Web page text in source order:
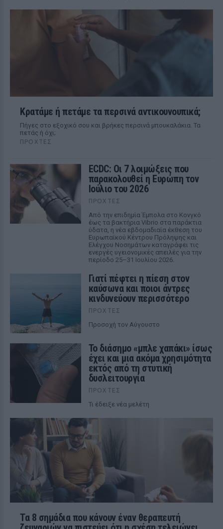
Κρατάμε ή πετάμε τα περσινά αντικουνουπικά;
Πήγες στο εξοχικό σου και βρήκες περσινά μπουκαλάκια. Τα
πετάς ή όχι;
ΠΡΟΧΤΈΣ
ECDC: Οι 7 λοιμώξεις που
παρακολουθεί η Ευρώπη τον
Ιούλιο του 2026
ΠΡΟΧΤΈΣ
Από την επιδημία Έμπολα στο Κονγκό
έως τα βακτήρια Vibrio στα παράκτια
ύδατα, η νέα εβδομαδιαία έκθεση του
Ευρωπαϊκού Κέντρου Πρόληψης και
Ελέγχου Νοσημάτων καταγράφει τις
ενεργές υγειονομικές απειλές για την
περίοδο 25–31 Ιουλίου 2026.
Γιατί πέφτει η πίεση στον
καύσωνα και ποιοι άντρες
κινδυνεύουν περισσότερο
ΠΡΟΧΤΈΣ
Προσοχή τον Αύγουστο
Το διάσημο «μπλε χαπάκι» ίσως
έχει και μια ακόμα χρησιμότητα
εκτός από τη στυτική
δυσλειτουργία
ΠΡΟΧΤΈΣ
Τι έδειξε νέα μελέτη
Τα 8 σημάδια που κάνουν έναν θεραπευτή